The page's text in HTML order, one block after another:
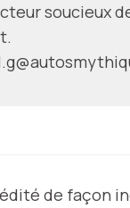
soucieux
de façon